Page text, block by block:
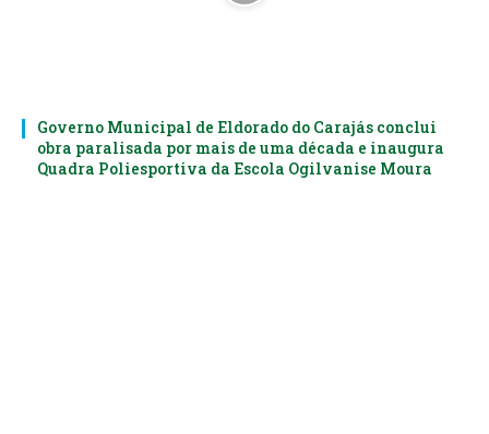
Governo Municipal de Eldorado do Carajás conclui
obra paralisada por mais de uma década e inaugura
Quadra Poliesportiva da Escola Ogilvanise Moura